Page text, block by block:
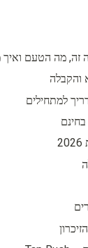
והקבלה
למתחילים